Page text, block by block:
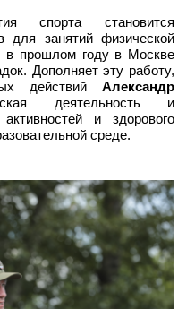
спорта становится
для занятий физической
в прошлом году в Москве
Дополняет эту работу,
действий Александр
деятельность и
и здорового
среде.